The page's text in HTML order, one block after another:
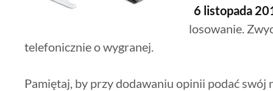
6 listopada
losowanie.
telefonicznie o wygranej.
Pamiętaj, by przy dodawaniu opinii podać swój